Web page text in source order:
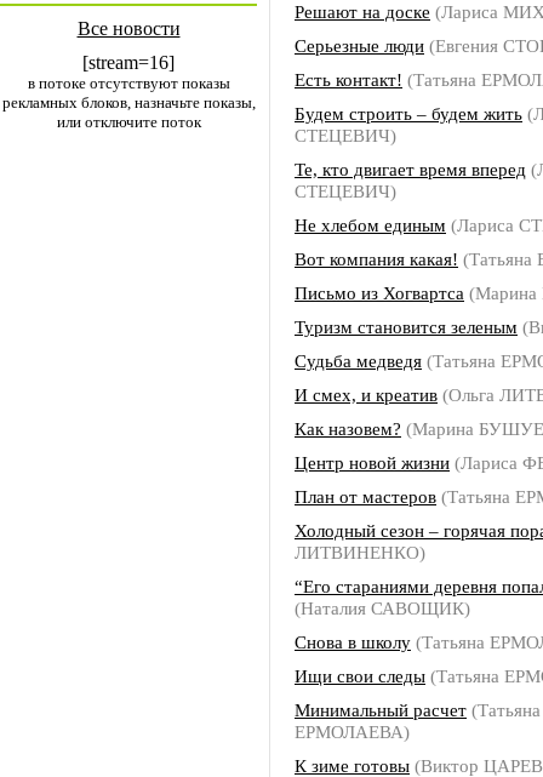
Все новости
[stream=16]
в потоке отсутствуют показы
рекламных блоков, назначьте показы,
или отключите поток
Решают на доске (Лариса
Серьезные люди (Евгения
Есть контакт! (Татьяна
Будем строить – будем жить
СТЕЦЕВИЧ)
Те, кто двигает время вперед
СТЕЦЕВИЧ)
Не хлебом единым (Лариса
Вот компания какая!
Письмо из Хогвартса
Туризм становится зеленым
Судьба медведя (Татьяна
И смех, и креатив (Ольга
Как назовем? (Марина
Центр новой жизни (Лариса
План от мастеров (Татьяна
Холодный сезон – горячая
ЛИТВИНЕНКО)
“Его стараниями деревня
(Наталия САВОЩИК)
Снова в школу (Татьяна
Ищи свои следы (Татьяна
Минимальный расчет (Татьяна
ЕРМОЛАЕВА)
К зиме готовы (Виктор